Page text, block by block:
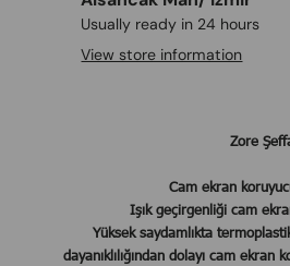
Usually ready in 24 hours
View store information
Zore
Cam ekran
Işık geçirgenliği cam
Yüksek saydamlıkta
dayanıklılığından dolayı cam